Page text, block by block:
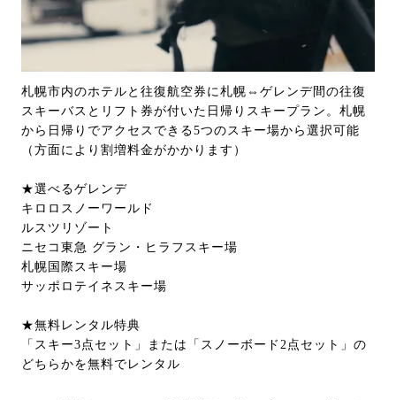
札幌市内のホテルと往復航空券に札幌⇔ゲレンデ間の往復
スキーバスとリフト券が付いた日帰りスキープラン。札幌
から日帰りでアクセスできる5つのスキー場から選択可能
（方面により割増料金がかかります）
★選べるゲレンデ
キロロスノーワールド
ルスツリゾート
ニセコ東急 グラン・ヒラフスキー場
札幌国際スキー場
サッポロテイネスキー場
★無料レンタル特典
「スキー3点セット」または「スノーボード2点セット」の
どちらかを無料でレンタル